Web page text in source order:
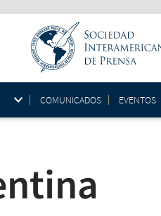
COMUNICADOS EVENTOS